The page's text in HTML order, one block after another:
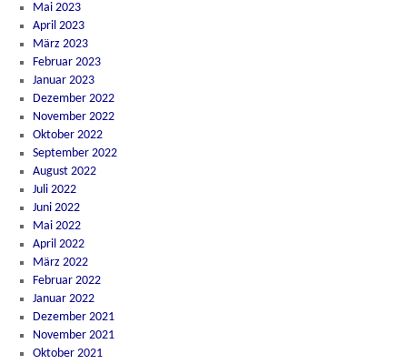
Mai 2023
April 2023
März 2023
Februar 2023
Januar 2023
Dezember 2022
November 2022
Oktober 2022
September 2022
August 2022
Juli 2022
Juni 2022
Mai 2022
April 2022
März 2022
Februar 2022
Januar 2022
Dezember 2021
November 2021
Oktober 2021